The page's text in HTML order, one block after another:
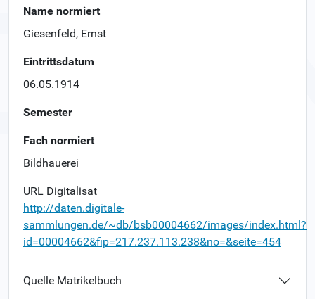
Name normiert
Giesenfeld, Ernst
Eintrittsdatum
06.05.1914
Semester
Fach normiert
Bildhauerei
URL Digitalisat
http://daten.digitale-
sammlungen.de/~db/bsb00004662/images/index.html?
id=00004662&fip=217.237.113.238&no=&seite=454
Quelle Matrikelbuch